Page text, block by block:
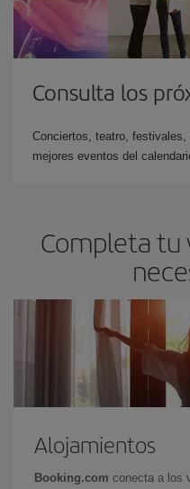
Consulta los
Conciertos, teatro,
mejores eventos del
Completa tu
Alojamientos
Booking.com conecta a los